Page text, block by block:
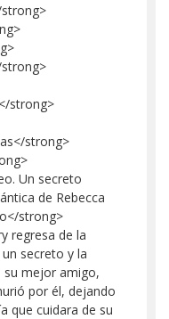
strong>
strong>
Un secreto
de Rebecca
strong>
regresa de la
secreto y la
su mejor amigo,
por él, dejando
que cuidara de su